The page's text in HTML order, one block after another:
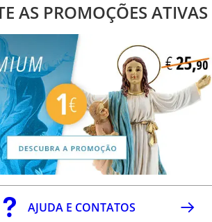
AS PROMOÇÕES ATIVAS
AJUDA E CONTATOS